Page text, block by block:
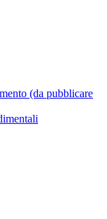
(da pubblicare